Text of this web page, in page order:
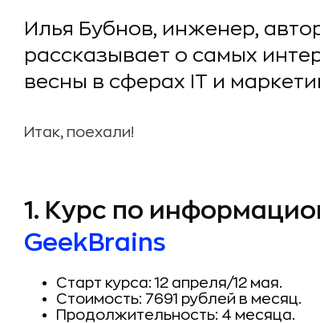
Илья Бубнов, инженер,
рассказывает о самых
весны в сферах IT и
Итак, поехали!
1. Курс по
GeekBrains
Старт курса: 12 апреля/12 мая.
Стоимость: 7691 рублей в месяц.
Продолжительность: 4 месяца.